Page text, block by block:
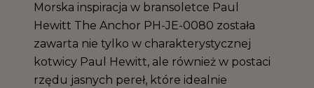
Morska inspiracja w bransoletce Paul
Hewitt The Anchor PH-JE-0080 została
zawarta nie tylko w charakterystycznej
kotwicy Paul Hewitt, ale również w postaci
rzędu jasnych pereł, które idealnie